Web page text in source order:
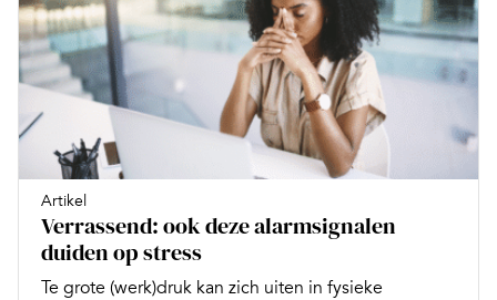
Artikel
Verrassend: ook deze alarmsignalen
duiden op stress
Te grote (werk)druk kan zich uiten in fysieke